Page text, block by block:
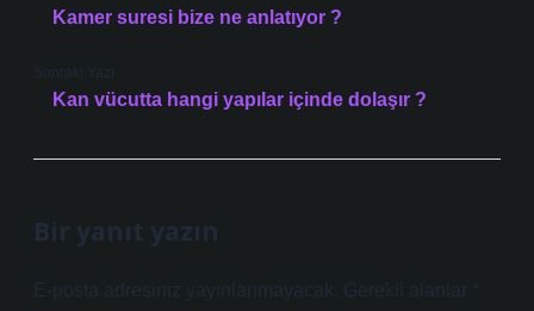
Kamer suresi bize ne anlatıyor ?
Sonraki Yazı
Kan vücutta hangi yapılar içinde dolaşır ?
Bir yanıt yazın
E-posta adresiniz yayınlanmayacak. Gerekli alanlar *